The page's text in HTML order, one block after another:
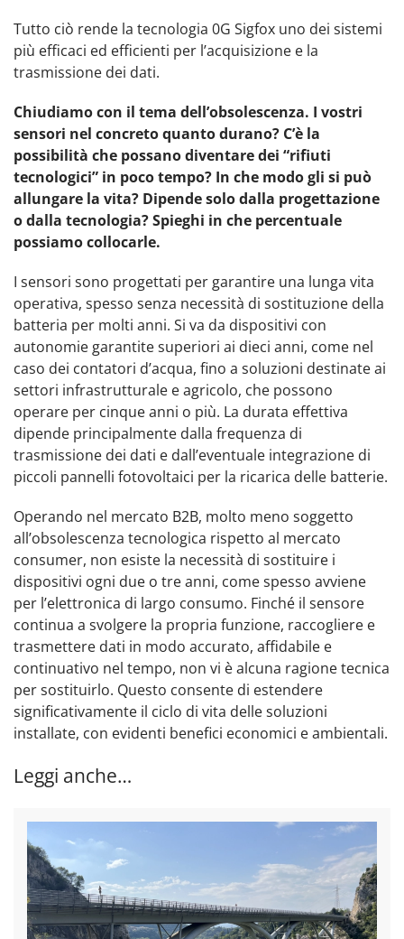
Tutto ciò rende la tecnologia 0G Sigfox uno dei sistemi
più efficaci ed efficienti per l’acquisizione e la
trasmissione dei dati.
Chiudiamo con il tema dell’obsolescenza. I vostri
sensori nel concreto quanto durano? C’è la
possibilità che possano diventare dei “rifiuti
tecnologici” in poco tempo? In che modo gli si può
allungare la vita? Dipende solo dalla progettazione
o dalla tecnologia? Spieghi in che percentuale
possiamo collocarle.
I sensori sono progettati per garantire una lunga vita
operativa, spesso senza necessità di sostituzione della
batteria per molti anni. Si va da dispositivi con
autonomie garantite superiori ai dieci anni, come nel
caso dei contatori d’acqua, fino a soluzioni destinate ai
settori infrastrutturale e agricolo, che possono
operare per cinque anni o più. La durata effettiva
dipende principalmente dalla frequenza di
trasmissione dei dati e dall’eventuale integrazione di
piccoli pannelli fotovoltaici per la ricarica delle batterie.
Operando nel mercato B2B, molto meno soggetto
all’obsolescenza tecnologica rispetto al mercato
consumer, non esiste la necessità di sostituire i
dispositivi ogni due o tre anni, come spesso avviene
per l’elettronica di largo consumo. Finché il sensore
continua a svolgere la propria funzione, raccogliere e
trasmettere dati in modo accurato, affidabile e
continuativo nel tempo, non vi è alcuna ragione tecnica
per sostituirlo. Questo consente di estendere
significativamente il ciclo di vita delle soluzioni
installate, con evidenti benefici economici e ambientali.
Leggi anche…